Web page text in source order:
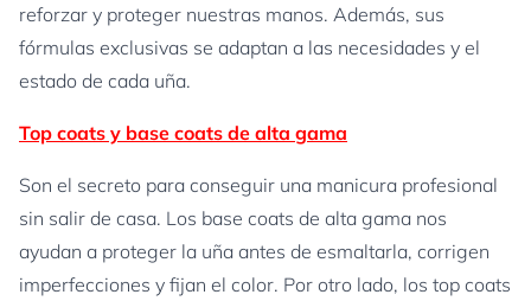
reforzar y proteger nuestras manos. Además, sus
fórmulas exclusivas se adaptan a las necesidades y el
estado de cada uña.
Top coats y base coats de alta gama
Son el secreto para conseguir una manicura profesional
sin salir de casa. Los base coats de alta gama nos
ayudan a proteger la uña antes de esmaltarla, corrigen
imperfecciones y fijan el color. Por otro lado, los top coats